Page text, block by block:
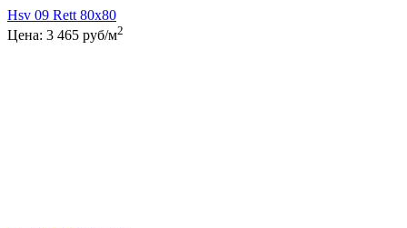
Hsv 09 Rett 80x80
Цена: 3 465 руб/м2